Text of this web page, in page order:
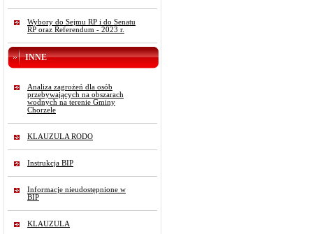
Wybory do Sejmu RP i do Senatu
RP oraz Referendum - 2023 r.
INNE
Analiza zagrożeń dla osób
przebywających na obszarach
wodnych na terenie Gminy
Chorzele
KLAUZULA RODO
Instrukcja BIP
Informacje nieudostępnione w
BIP
KLAUZULA